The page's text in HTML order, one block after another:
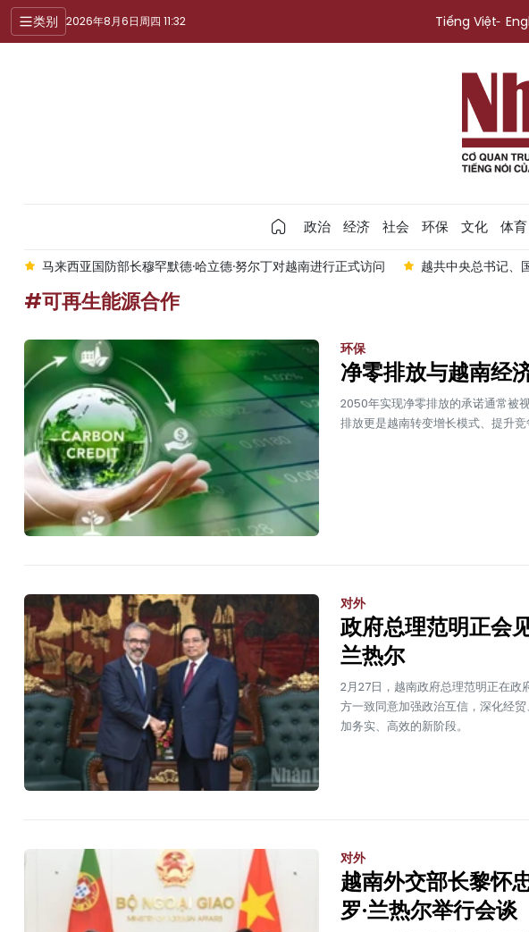
类别 2026年8月6日周四 11:32 Tiếng Việt
政治 经济 社会 环保 文化 体育
部长穆罕默德·哈立德·努尔丁对越南进行正式访问 越共中央总书记、国家主席苏林：创
#可再生能源合作
环保
净零排放与越南经
2050年实现净零排放的承诺通常被
排放更是越南转变增长模式、提升
对外
政府总理范明正会
兰热尔
2月27日，越南政府总理范明正在政
方一致同意加强政治互信，深化经
加务实、高效的新阶段。
对外
越南外交部长黎怀
罗·兰热尔举行会谈